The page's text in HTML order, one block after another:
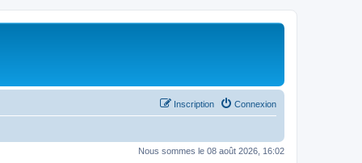
Connexion
Inscription
Nous sommes le 08 août 2026, 16:02